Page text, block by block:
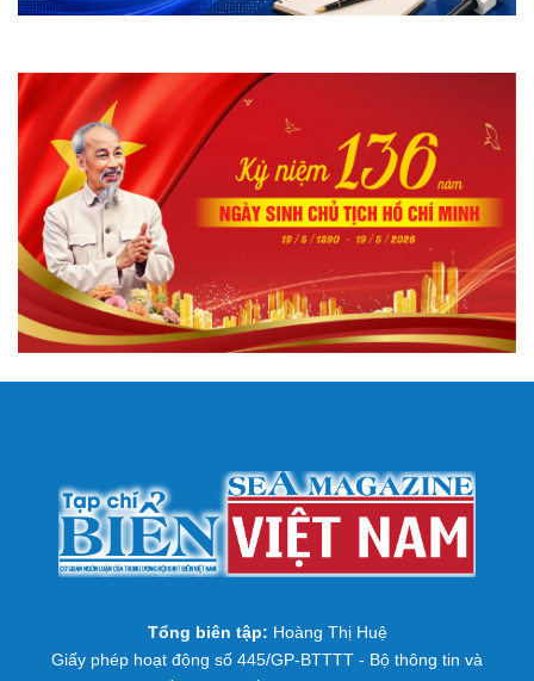
Tổng biên tập: Hoàng Thị Huệ
Giấy phép hoạt động số 445/GP-BTTTT - Bộ thông tin và